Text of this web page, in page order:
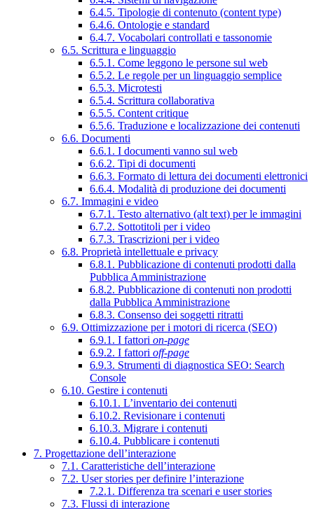
6.4.5. Tipologie di contenuto (content type)
6.4.6. Ontologie e standard
6.4.7. Vocabolari controllati e tassonomie
6.5. Scrittura e linguaggio
6.5.1. Come leggono le persone sul web
6.5.2. Le regole per un linguaggio semplice
6.5.3. Microtesti
6.5.4. Scrittura collaborativa
6.5.5. Content critique
6.5.6. Traduzione e localizzazione dei contenuti
6.6. Documenti
6.6.1. I documenti vanno sul web
6.6.2. Tipi di documenti
6.6.3. Formato di lettura dei documenti elettronici
6.6.4. Modalità di produzione dei documenti
6.7. Immagini e video
6.7.1. Testo alternativo (alt text) per le immagini
6.7.2. Sottotitoli per i video
6.7.3. Trascrizioni per i video
6.8. Proprietà intellettuale e privacy
6.8.1. Pubblicazione di contenuti prodotti dalla
Pubblica Amministrazione
6.8.2. Pubblicazione di contenuti non prodotti
dalla Pubblica Amministrazione
6.8.3. Consenso dei soggetti ritratti
6.9. Ottimizzazione per i motori di ricerca (SEO)
6.9.1. I fattori on-page
6.9.2. I fattori off-page
6.9.3. Strumenti di diagnostica SEO: Search
Console
6.10. Gestire i contenuti
6.10.1. L’inventario dei contenuti
6.10.2. Revisionare i contenuti
6.10.3. Migrare i contenuti
6.10.4. Pubblicare i contenuti
7. Progettazione dell’interazione
7.1. Caratteristiche dell’interazione
7.2. User stories per definire l’interazione
7.2.1. Differenza tra scenari e user stories
7.3. Flussi di interazione